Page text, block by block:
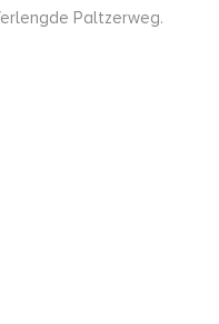
Paltzerweg.